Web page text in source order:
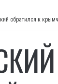
обратился к